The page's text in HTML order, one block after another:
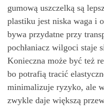
gumową uszczelką są
plastiku jest niska waga i
bywa przydatne przy
pochłaniacz wilgoci staje
Konieczna może być też
bo potrafią tracić
minimalizuje ryzyko, ale
zwykle daje większą